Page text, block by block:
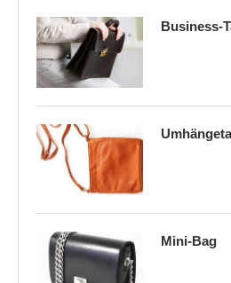
Business-
Mini-Bag